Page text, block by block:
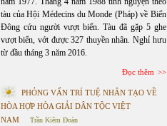
tàu của Hội Médecins du Monde (Pháp) về Biển
Đông cứu người vượt biển. Tàu đã gặp 5 ghe
vượt biển, vớt được 327 thuyền nhân. Nghỉ hưu
từ đầu tháng 3 năm 2016.
Đọc thêm
PHỎNG VẤN TRÍ TUỆ NHÂN TẠO VỀ
HÒA HỢP HÒA GIẢI DÂN TỘC VIỆT
NAM
Trần Kiêm Đoàn